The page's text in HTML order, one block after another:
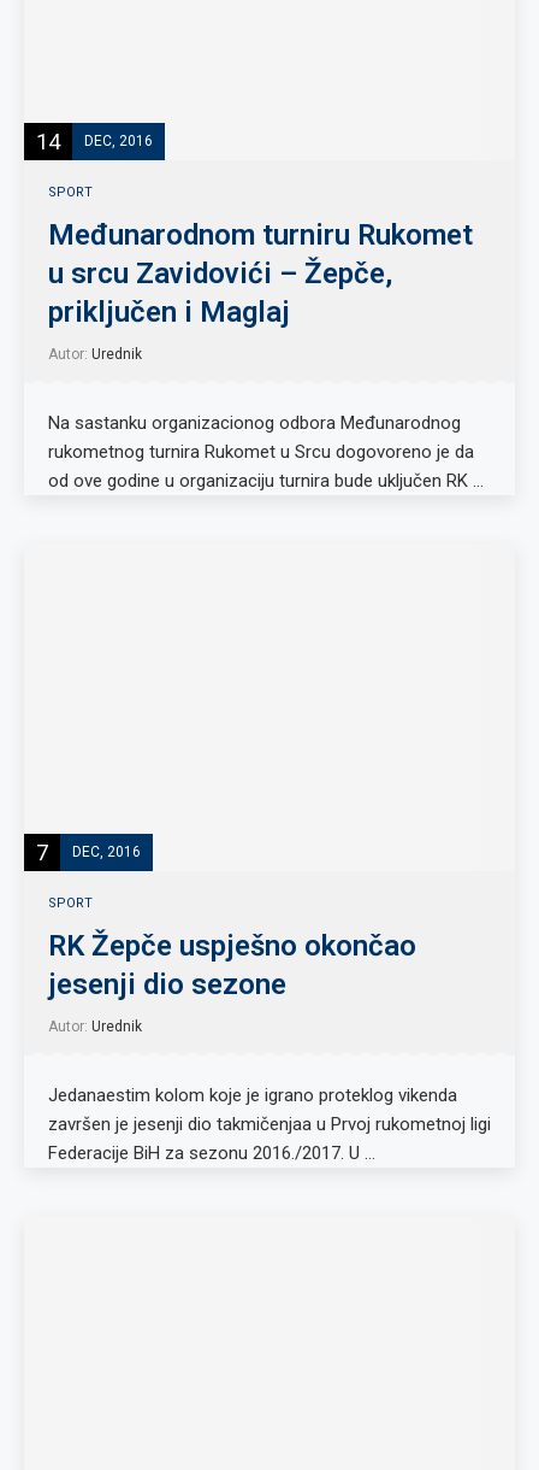
14 DEC, 2016
SPORT
Međunarodnom turniru Rukomet
u srcu Zavidovići – Žepče,
priključen i Maglaj
Autor: Urednik
Na sastanku organizacionog odbora Međunarodnog
rukometnog turnira Rukomet u Srcu dogovoreno je da
od ove godine u organizaciju turnira bude uključen RK …
7 DEC, 2016
SPORT
RK Žepče uspješno okončao
jesenji dio sezone
Autor: Urednik
Jedanaestim kolom koje je igrano proteklog vikenda
završen je jesenji dio takmičenjaa u Prvoj rukometnoj ligi
Federacije BiH za sezonu 2016./2017. U …